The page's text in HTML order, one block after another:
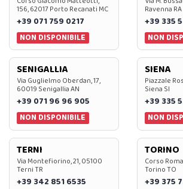
156, 62017 Porto Recanati MC
+39 071 759 0217
NON DISPONIBILE
Ravenna RA
+39 335
NON
SENIGALLIA
Via Guglielmo Oberdan, 17,
60019 Senigallia AN
+39 071 96 96 905
NON DISPONIBILE
SIENA
Piazzale
Siena SI
+39 335
NON
TERNI
Via Montefiorino, 21, 05100
Terni TR
+39 342 851 6535
TORINO
Corso
Torino TO
+39 375